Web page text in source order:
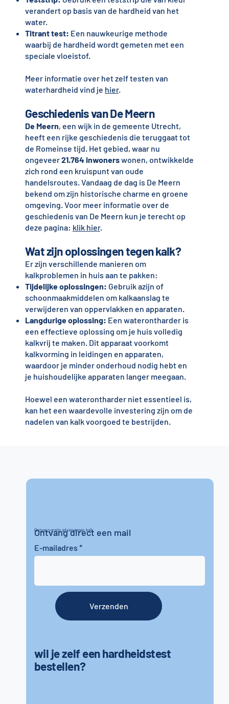
verandert op basis van de hardheid van het
water.
Titrant test: Een nauwkeurige methode
waarbij de hardheid wordt gemeten met een
speciale vloeistof.
Meer informatie over het zelf testen van
waterhardheid vind je hier.
Geschiedenis van De Meern
De Meern, een wijk in de gemeente Utrecht,
heeft een rijke geschiedenis die teruggaat tot
de Romeinse tijd. Het gebied, waar nu
ongeveer21.764 inwonerswonen, ontwikkelde
zich rond een kruispunt van oude
handelsroutes. Vandaag de dag is De Meern
bekend om zijn historische charme en groene
omgeving. Voor meer informatie over de
geschiedenis van De Meern kun je terecht op
deze pagina: klik hier.
Wat zijn oplossingen tegen kalk?
Er zijn verschillende manieren om
kalkproblemen in huis aan te pakken:
Tijdelijke oplossingen: Gebruik azijn of
schoonmaakmiddelen om kalkaanslag te
verwijderen van oppervlakken en apparaten.
Langdurige oplossing: Een waterontharder is
een effectieve oplossing om je huis volledig
kalkvrij te maken. Dit apparaat voorkomt
kalkvorming in leidingen en apparaten,
waardoor je minder onderhoud nodig hebt en
je huishoudelijke apparaten langer meegaan.
Hoewel een waterontharder niet essentieel is,
kan het een waardevolle investering zijn om de
nadelen van kalk voorgoed te bestrijden.
Ontvang gratis advies tegen kalk
Ontvang direct een mail
wil je zelf een hardheidstest
bestellen?
E-mailadres
Verzenden